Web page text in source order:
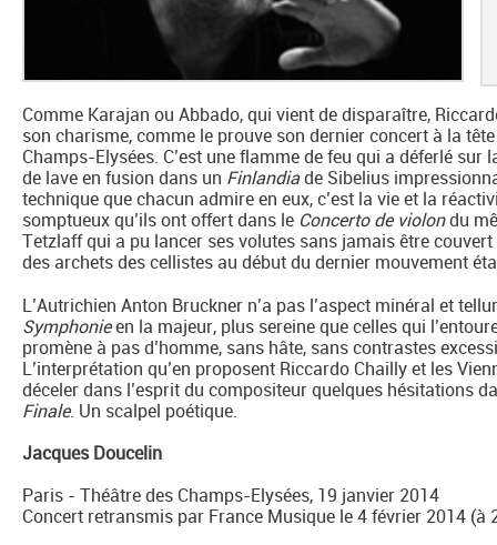
Comme Karajan ou Abbado, qui vient de disparaître,
son charisme, comme le prouve son dernier concert à la
Champs-Elysées. C’est une flamme de feu qui a déferlé
de lave en fusion dans un Finlandiade Sibelius
technique que chacun admire en eux, c’est la vie et la
somptueux qu’ils ont offert dans le Concerto de violondu
Tetzlaff qui a pu lancer ses volutes sans jamais être
des archets des cellistes au début du dernier mouvement
L’Autrichien Anton Bruckner n’a pas l’aspect minéral et
Symphonieen la majeur, plus sereine que celles qui
promène à pas d’homme, sans hâte, sans contrastes
L’interprétation qu’en proposent Riccardo Chailly et les
déceler dans l’esprit du compositeur quelques hésitations
Finale. Un scalpel poétique.
Jacques Doucelin
Paris - Théâtre des Champs-Elysées, 19 janvier 2014
Concert retransmis par France Musique le 4 février 2014 (à